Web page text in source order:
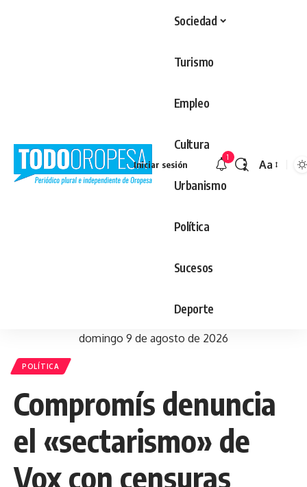
Sociedad
Turismo
Empleo
Cultura
Urbanismo
Política
Sucesos
Deporte
Iniciar sesión
1
Aa
domingo 9 de agosto de 2026
POLÍTICA
Compromís denuncia
el «sectarismo» de
Vox con censuras